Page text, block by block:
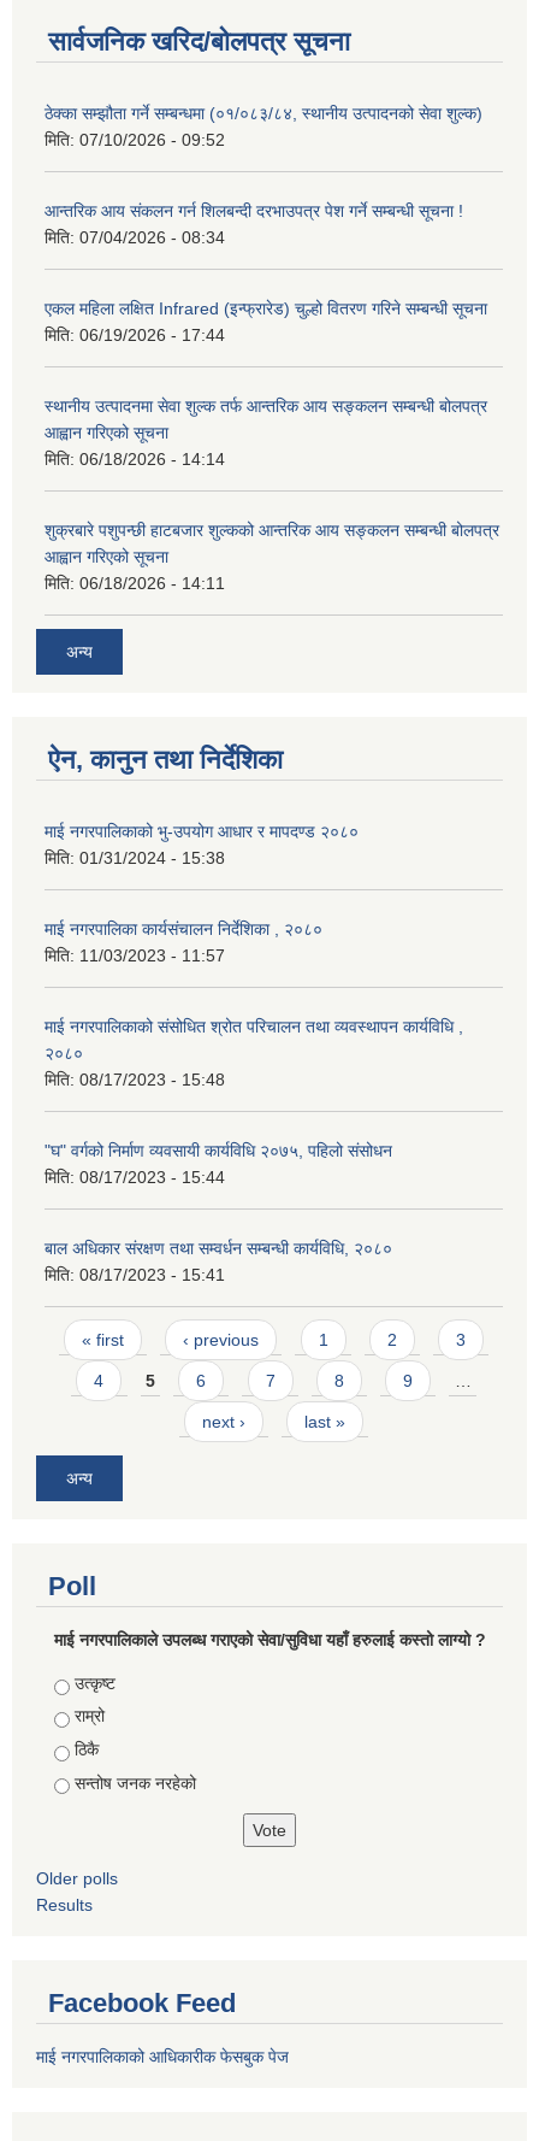
सार्वजनिक खरिद/बोलपत्र सूचना
ठेक्का सम्झौता गर्ने सम्बन्धमा (०१/०८३/८४, स्थानीय उत्पादनको सेवा शुल्क)
मिति: 07/10/2026 - 09:52
आन्तरिक आय संकलन गर्न शिलबन्दी दरभाउपत्र पेश गर्ने सम्बन्धी सूचना !
मिति: 07/04/2026 - 08:34
एकल महिला लक्षित Infrared (इन्फ्रारेड) चुल्हो वितरण गरिने सम्बन्धी सूचना
मिति: 06/19/2026 - 17:44
स्थानीय उत्पादनमा सेवा शुल्क तर्फ आन्तरिक आय सङ्कलन सम्बन्धी बोलपत्र
आह्वान गरिएको सूचना
मिति: 06/18/2026 - 14:14
शुक्रबारे पशुपन्छी हाटबजार शुल्कको आन्तरिक आय सङ्कलन सम्बन्धी बोलपत्र
आह्वान गरिएको सूचना
मिति: 06/18/2026 - 14:11
अन्य
ऐन, कानुन तथा निर्देशिका
माई नगरपालिकाको भु-उपयोग आधार र मापदण्ड २०८०
मिति: 01/31/2024 - 15:38
माई नगरपालिका कार्यसंचालन निर्देशिका , २०८०
मिति: 11/03/2023 - 11:57
माई नगरपालिकाको संसोधित श्रोत परिचालन तथा व्यवस्थापन कार्यविधि ,
२०८०
मिति: 08/17/2023 - 15:48
"घ" वर्गको निर्माण व्यवसायी कार्यविधि २०७५, पहिलो संसोधन
मिति: 08/17/2023 - 15:44
बाल अधिकार संरक्षण तथा सम्वर्धन सम्बन्धी कार्यविधि, २०८०
मिति: 08/17/2023 - 15:41
Pages
« first ‹ previous 1 2 3
4 5 6 7 8 9 …
next › last »
अन्य
Poll
माई नगरपालिकाले उपलब्ध गराएको सेवा/सुविधा यहाँ हरुलाई कस्तो लाग्यो ?
Choices
उत्कृष्ट
राम्रो
ठिकै
सन्तोष जनक नरहेको
Older polls
Results
Facebook Feed
माई नगरपालिकाको आधिकारीक फेसबुक पेज